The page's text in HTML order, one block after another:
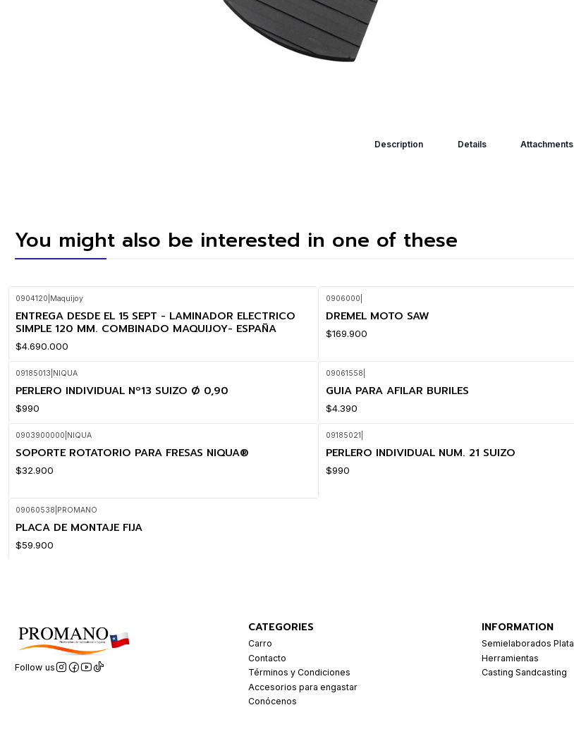
Description Details Attachments
You might also be interested in one of these
0904120 Maquijoy
ENTREGA DESDE EL 15 SEPT - LAMINADOR ELECTRICO
SIMPLE 120 MM. COMBINADO MAQUIJOY- ESPAÑA
$4.690.000
0906000
DREMEL MOTO SAW
$169.900
09185013 NIQUA
PERLERO INDIVIDUAL Nº13 SUIZO Ø 0,90
$990
09061558
GUIA PARA AFILAR BURILES
$4.390
0903900000 NIQUA
SOPORTE ROTATORIO PARA FRESAS NIQUA®
$32.900
09185021
PERLERO INDIVIDUAL NUM. 21 SUIZO
$990
09060538 PROMANO
PLACA DE MONTAJE FIJA
$59.900
Follow us
CATEGORIES
Carro
Contacto
Términos y Condiciones
Accesorios para engastar
Conócenos
INFORMATION
Semielaborados Plata
Herramientas
Casting Sandcasting